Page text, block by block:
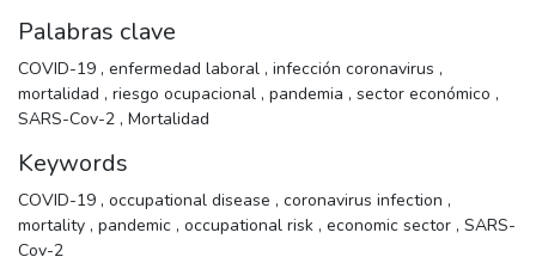
Palabras clave
COVID-19 , enfermedad laboral , infección coronavirus ,
mortalidad , riesgo ocupacional , pandemia , sector económico ,
SARS-Cov-2 , Mortalidad
Keywords
COVID-19 , occupational disease , coronavirus infection ,
mortality , pandemic , occupational risk , economic sector , SARS-
Cov-2